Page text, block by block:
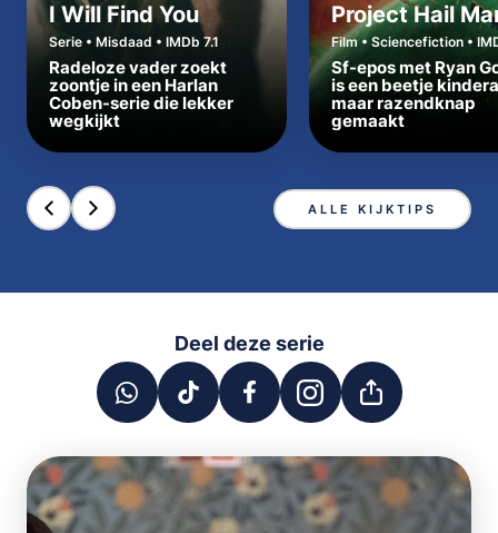
I Will Find You
Serie • Misdaad • IMDb 7.1
Radeloze vader zoekt
zoontje in een Harlan
Coben-serie die lekker
wegkijkt
Project Hail
Film • Sciencefiction •
Sf-epos met Ryan
is een beetje
maar razendknap
gemaakt
ALLE KIJKTIPS
Deel deze serie